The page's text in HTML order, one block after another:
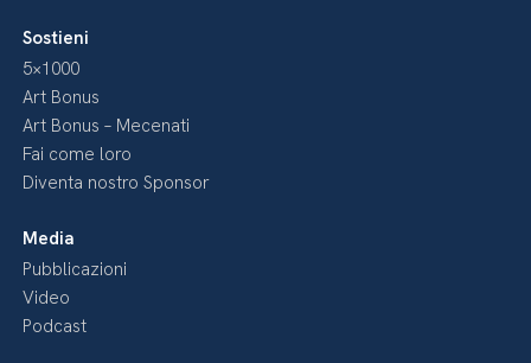
Sostieni
5×1000
Art Bonus
Art Bonus – Mecenati
Fai come loro
Diventa nostro Sponsor
Media
Pubblicazioni
Video
Podcast